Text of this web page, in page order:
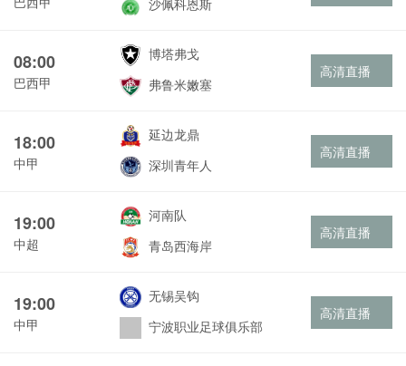
沙佩科恩斯
08:00
巴西甲
博塔弗戈
弗鲁米嫩塞
高清直播
18:00
中甲
延边龙鼎
深圳青年人
高清直播
19:00
中超
河南队
青岛西海岸
高清直播
19:00
中甲
无锡吴钩
宁波职业足球俱乐部
高清直播